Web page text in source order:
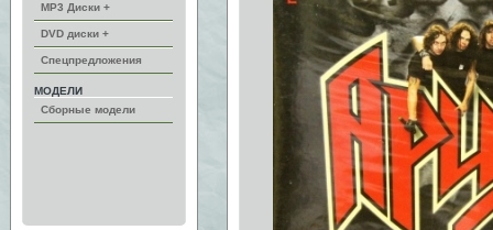
MP3 Диски +
DVD диски +
Спецпредложения
МОДЕЛИ
Сборные модели